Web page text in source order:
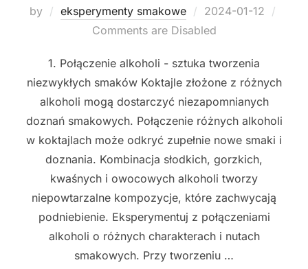
by eksperymenty smakowe
Posted
on
2024-01-12
Comments are Disabled
1. Połączenie alkoholi - sztuka tworzenia
niezwykłych smaków Koktajle złożone z różnych
alkoholi mogą dostarczyć niezapomnianych
doznań smakowych. Połączenie różnych alkoholi
w koktajlach może odkryć zupełnie nowe smaki i
doznania. Kombinacja słodkich, gorzkich,
kwaśnych i owocowych alkoholi tworzy
niepowtarzalne kompozycje, które zachwycają
podniebienie. Eksperymentuj z połączeniami
alkoholi o różnych charakterach i nutach
smakowych. Przy tworzeniu …